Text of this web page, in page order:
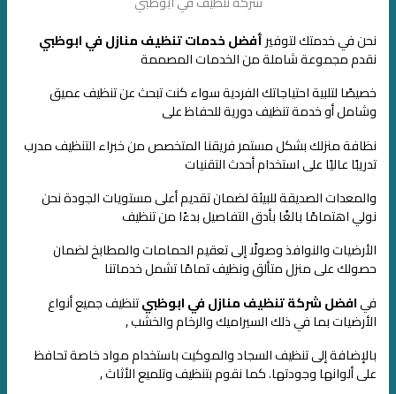
نحن في خدمتك لتوفيرأفضل خدمات تنظيف منازل في ابوظبي
نقدم مجموعة شاملة من الخدمات المصممة
خصيصًا لتلبية احتياجاتك الفرديةسواء كنت تبحث عن تنظيف عميق
وشامل أو خدمة تنظيف دورية للحفاظ على
نظافة منزلك بشكل مستمرفريقنا المتخصص من خبراء التنظيف مدرب
تدريبًا عاليًا على استخدام أحدث التقنيات
والمعدات الصديقة للبيئةلضمان تقديم أعلى مستويات الجودة نحن
نولي اهتمامًا بالغًا بأدق التفاصيل بدءًا من تنظيف
الأرضيات والنوافذوصولًا إلى تعقيم الحمامات والمطابخ لضمان
حصولك على منزل متألق ونظيف تمامًاتشمل خدماتنا
فيافضل شركة تنظيف منازل في ابوظبيتنظيف جميع أنواع
الأرضياتبما في ذلك السيراميك والرخام والخشب ,
بالإضافة إلى تنظيف السجاد والموكيتباستخدام مواد خاصة تحافظ
على ألوانها وجودتها. كما نقوم بتنظيف وتلميع الأثاث ,